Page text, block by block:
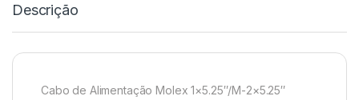
Descrição
Cabo de Alimentação Molex 1×5.25″/M-2×5.25″